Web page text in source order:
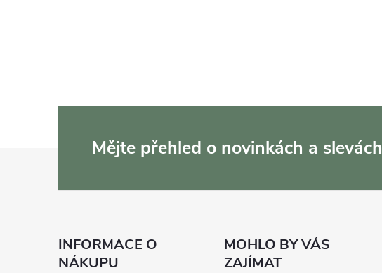
Mějte přehled o novinkách a slevách
INFORMACE O
NÁKUPU
MOHLO BY VÁS
ZAJÍMAT